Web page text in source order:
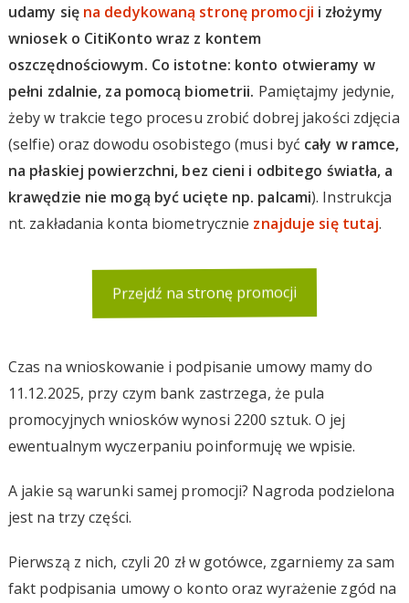
udamy się na dedykowaną stronę promocji i złożymy
wniosek o CitiKonto wraz z kontem
oszczędnościowym. Co istotne: konto otwieramy w
pełni zdalnie, za pomocą biometrii. Pamiętajmy jedynie,
żeby w trakcie tego procesu zrobić dobrej jakości zdjęcia
(selfie) oraz dowodu osobistego (musi być cały w ramce,
na płaskiej powierzchni, bez cieni i odbitego światła, a
krawędzie nie mogą być ucięte np. palcami). Instrukcja
nt. zakładania konta biometrycznie znajduje się tutaj.
Przejdź na stronę promocji
Czas na wnioskowanie i podpisanie umowy mamy do
11.12.2025, przy czym bank zastrzega, że pula
promocyjnych wniosków wynosi 2200 sztuk. O jej
ewentualnym wyczerpaniu poinformuję we wpisie.
A jakie są warunki samej promocji? Nagroda podzielona
jest na trzy części.
Pierwszą z nich, czyli 20 zł w gotówce, zgarniemy za sam
fakt podpisania umowy o konto oraz wyrażenie zgód na